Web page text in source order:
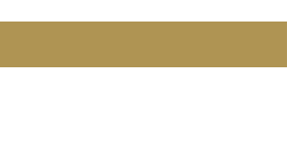
Nørregade 150